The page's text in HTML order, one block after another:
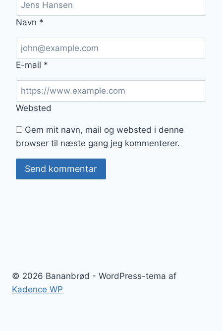
Navn *
E-mail *
Websted
Gem mit navn, mail og websted i denne
browser til næste gang jeg kommenterer.
© 2026 Bananbrød - WordPress-tema af
Kadence WP